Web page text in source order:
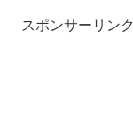
スポンサーリンク